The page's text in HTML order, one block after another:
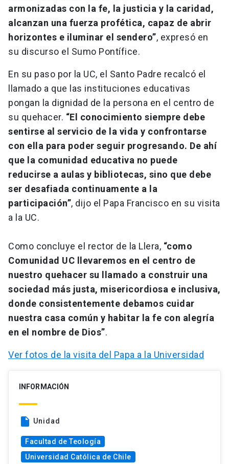
armonizadas con la fe, la justicia y la caridad,
alcanzan una fuerza profética, capaz de abrir
horizontes e iluminar el sendero”, expresó en
su discurso el Sumo Pontífice.
En su paso por la UC, el Santo Padre recalcó el
llamado a que las instituciones educativas
pongan la dignidad de la persona en el centro de
su quehacer. “El conocimiento siempre debe
sentirse al servicio de la vida y confrontarse
con ella para poder seguir progresando. De ahí
que la comunidad educativa no puede
reducirse a aulas y bibliotecas, sino que debe
ser desafiada continuamente a la
participación”, dijo el Papa Francisco en su visita
a la UC.
Como concluye el rector de la Llera, “como
Comunidad UC llevaremos en el centro de
nuestro quehacer su llamado a construir una
sociedad más justa, misericordiosa e inclusiva,
donde consistentemente debamos cuidar
nuestra casa común y habitar la fe con alegría
en el nombre de Dios”.
Ver fotos de la visita del Papa a la Universidad
INFORMACIÓN
insert_drive_file Unidad
Facultad de Teología
Universidad Católica de Chile